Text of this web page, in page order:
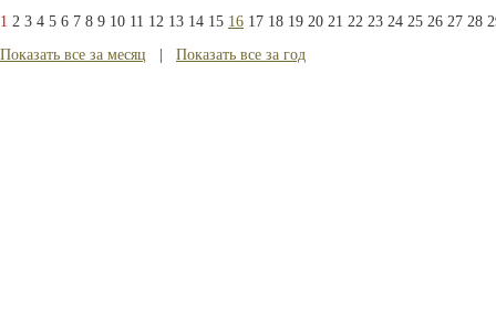
1 2 3 4 5 6 7 8 9 10 11 12 13 14 15 16 17 18 19 20 21 22 23 24 25 26 27 28
Показать все за месяц
Показать все за год